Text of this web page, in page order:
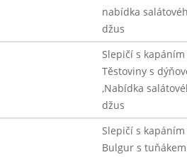
nabídka
džus
Slepičí s kapáním
Těstoviny s
,Nabídka
džus
Slepičí s kapáním
Bulgur s